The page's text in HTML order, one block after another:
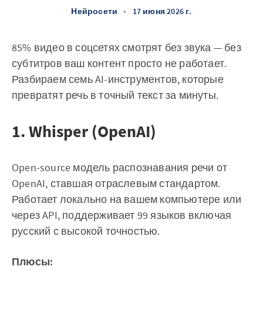
Нейросети • 17 июня 2026 г.
85% видео в соцсетях смотрят без звука — без
субтитров ваш контент просто не работает.
Разбираем семь AI-инструментов, которые
превратят речь в точный текст за минуты.
1. Whisper (OpenAI)
Open-source модель распознавания речи от
OpenAI, ставшая отраслевым стандартом.
Работает локально на вашем компьютере или
через API, поддерживает 99 языков включая
русский с высокой точностью.
Плюсы: